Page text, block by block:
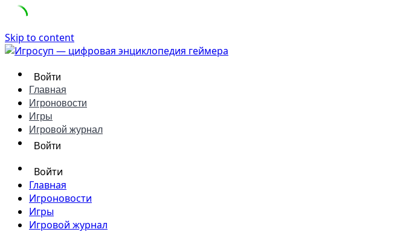
Skip to content
Войти
Главная
Игроновости
Игры
Игровой журнал
Войти
Войти
Главная
Игроновости
Игры
Игровой журнал